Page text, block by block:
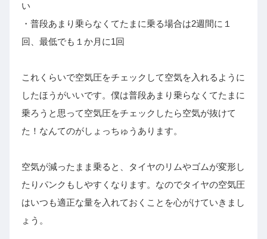
い
・普段あまり乗らなくてたまに乗る場合は2週間に１
回、最低でも１か月に1回
これくらいで空気圧をチェックして空気を入れるように
したほうがいいです。僕は普段あまり乗らなくてたまに
乗ろうと思って空気圧をチェックしたら空気が抜けて
た！なんてのがしょっちゅうあります。
空気が減ったまま乗ると、タイヤのリムやゴムが変形し
たりパンクもしやすくなります。なのでタイヤの空気圧
はいつも適正な量を入れておくことを心がけていきまし
ょう。